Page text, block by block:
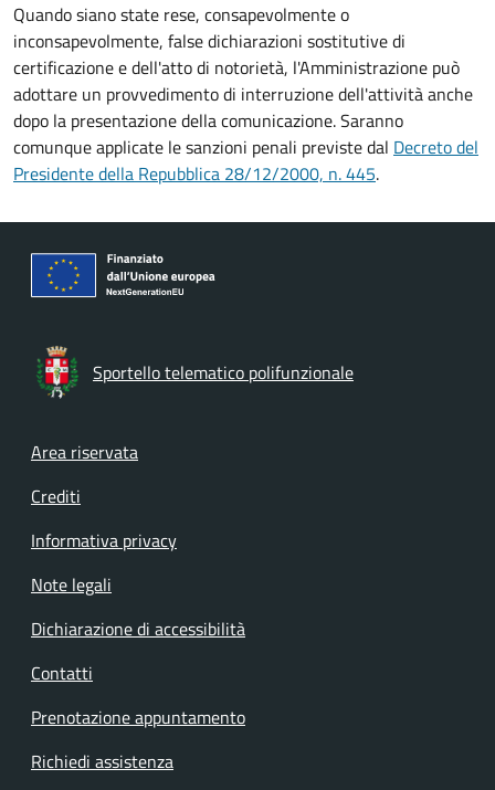
Quando siano state rese, consapevolmente o
inconsapevolmente, false dichiarazioni sostitutive di
certificazione e dell'atto di notorietà, l'Amministrazione può
adottare un provvedimento di interruzione dell'attività anche
dopo la presentazione della comunicazione. Saranno
comunque applicate le sanzioni penali previste dal Decreto del
Presidente della Repubblica 28/12/2000, n. 445.
Sportello telematico polifunzionale
Footer menu
Area riservata
Crediti
Informativa privacy
Note legali
Dichiarazione di accessibilità
Contatti
Prenotazione appuntamento
Richiedi assistenza